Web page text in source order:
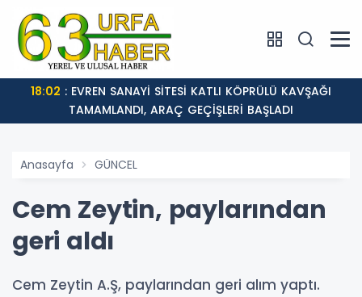
18:02
TAMAMLANDI, ARAÇ GEÇİŞLERİ BAŞLADI
Anasayfa GÜNCEL
Cem Zeytin, paylarından
geri aldı
Cem Zeytin A.Ş, paylarından geri alım yaptı.